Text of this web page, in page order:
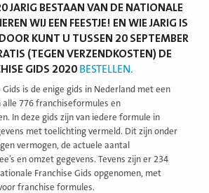
JARIG BESTAAN VAN DE NATIONALE
WIJ EEN FEESTJE! EN WIE JARIG IS
KUNT U TUSSEN 20 SEPTEMBER
(TEGEN VERZENDKOSTEN) DE
GIDS 2020 BESTELLEN.
is de enige gids in Nederland met een
776 franchiseformules en
In deze gids zijn van iedere formule in
met toelichting vermeld. Dit zijn onder
vermogen, de actuele aantal
en omzet gegevens. Tevens zijn er 234
Franchise Gids opgenomen, met
franchise formules.